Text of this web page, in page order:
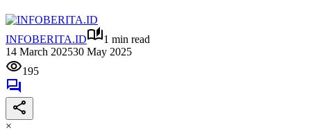
INFOBERITA.ID
1 min read
14 March 202530 May 2025
195
×